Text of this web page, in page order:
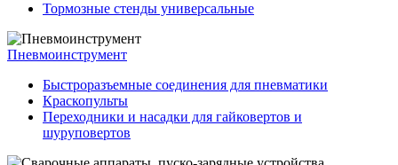
Тормозные стенды универсальные
Пневмоинструмент
Быстроразъемные соединения для пневматики
Краскопульты
Переходники и насадки для гайковертов и
шуруповертов